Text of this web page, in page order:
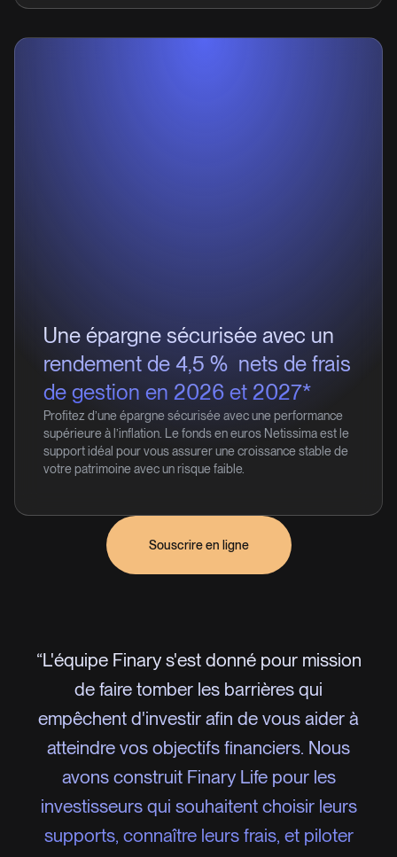
Une épargne sécurisée avec un
rendement de 4,5 % nets de frais
de gestion en 2026 et 2027*
Profitez d’une épargne sécurisée avec une performance
supérieure à l’inflation. Le fonds en euros Netissima est le
support idéal pour vous assurer une croissance stable de
votre patrimoine avec un risque faible.
Souscrire en ligne
“L'équipe Finary s'est donné pour mission
de faire tomber les barrières qui
empêchent d'investir afin de vous aider à
atteindre vos objectifs financiers. Nous
avons construit Finary Life pour les
investisseurs qui souhaitent choisir leurs
supports, connaître leurs frais, et piloter